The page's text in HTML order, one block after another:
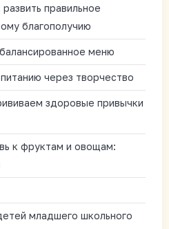
правильное
благополучию
меню
через творчество
здоровые привычки
к фруктам и овощам:
младшего школьного